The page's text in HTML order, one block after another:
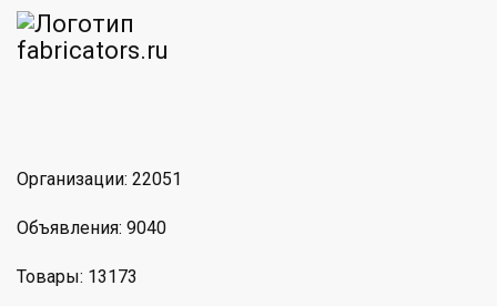
Организации: 22051
Объявления: 9040
Товары: 13173